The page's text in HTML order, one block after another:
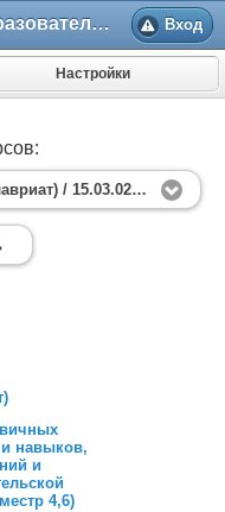
Информационно-образовательный портал МИ ВлГУ Вход
Настройки
Заочная форма обучения (бакалавриат) / 15.03.02 Технологические машины и оборудование (5 лет)
навыков,
и
4,6)